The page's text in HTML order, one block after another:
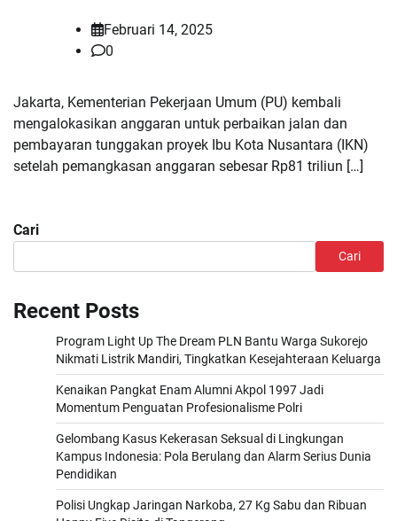
Februari 14, 2025
0
Jakarta, Kementerian Pekerjaan Umum (PU) kembali
mengalokasikan anggaran untuk perbaikan jalan dan
pembayaran tunggakan proyek Ibu Kota Nusantara (IKN)
setelah pemangkasan anggaran sebesar Rp81 triliun […]
Cari
Cari
Recent Posts
Program Light Up The Dream PLN Bantu Warga Sukorejo
Nikmati Listrik Mandiri, Tingkatkan Kesejahteraan Keluarga
Kenaikan Pangkat Enam Alumni Akpol 1997 Jadi
Momentum Penguatan Profesionalisme Polri
Gelombang Kasus Kekerasan Seksual di Lingkungan
Kampus Indonesia: Pola Berulang dan Alarm Serius Dunia
Pendidikan
Polisi Ungkap Jaringan Narkoba, 27 Kg Sabu dan Ribuan